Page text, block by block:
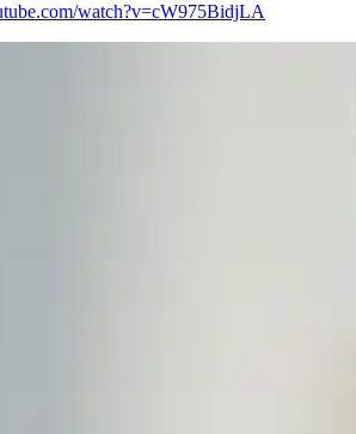
watch?v=cW975BidjLA